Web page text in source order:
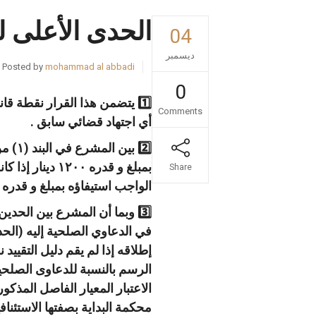
04
ديسمبر
0
Comments
Share
الحدى
Posted by mohammad al abbadi
1️⃣ يتضمن هذا القرار
أي اجتهاد قضائي سابق .
الواجب استيفاؤه بمبلغ و قدره ٥٠٠٠ دينار إذا تجاوزت قيمة الدعوى ذلك .
في الدعاوي الصلحية إليه
الاعتبار المعيار الفاصل
تواصل